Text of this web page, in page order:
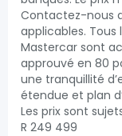
Contactez-nous
applicables.
Mastercar sont
approuvé en 80
une tranquillité
étendue et plan
Les prix sont
R 249 499